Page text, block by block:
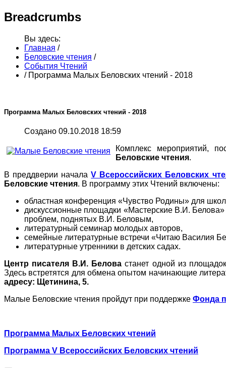
Breadcrumbs
Вы здесь:
Главная /
Беловские чтения /
События Чтений
/ Программа Малых Беловских чтений - 2018
Программа Малых Беловских чтений - 2018
Создано 09.10.2018 18:59
Комплекс мероприятий,
Беловские чтения.
В преддверии начала V Всероссийских Беловских
Беловские чтения. В программу этих Чтений включены:
областная конференция «Чувство Родины» для
дискуссионные площадки «Мастерские В.И.
проблем, поднятых В.И. Беловым,
литературный семинар молодых авторов,
семейные литературные встречи «Читаю Василия
литературные утренники в детских садах.
Центр писателя В.И. Белова станет одной из
Здесь встретятся для обмена опытом начинающие
адресу: Щетинина, 5.
Малые Беловские чтения пройдут при поддержке Фонда
Программа Малых Беловских чтений
Программа V Всероссийских Беловских чтений